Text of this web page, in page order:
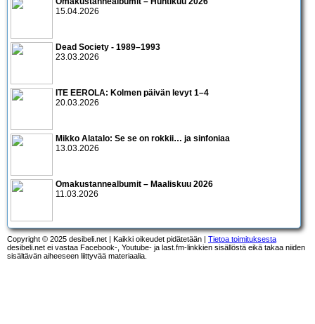
15.04.2026
Dead Society - 1989–1993
23.03.2026
ITE EEROLA: Kolmen päivän levyt 1–4
20.03.2026
Mikko Alatalo: Se se on rokkii… ja sinfoniaa
13.03.2026
Omakustannealbumit – Maaliskuu 2026
11.03.2026
Copyright © 2025 desibeli.net | Kaikki oikeudet pidätetään | Tietoa toimituksesta
desibeli.net ei vastaa Facebook-, Youtube- ja last.fm-linkkien sisällöstä eikä takaa niiden
sisältävän aiheeseen liittyvää materiaalia.